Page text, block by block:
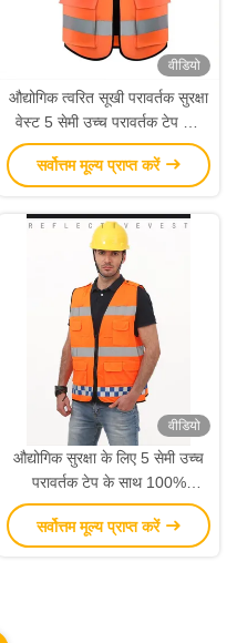
वीडियो
औद्योगिक त्वरित सूखी परावर्तक सुरक्षा
वेस्ट 5 सेमी उच्च परावर्तक टेप और
अनुकूलन योग्य विकल्पों के साथ
सर्वोत्तम मूल्य प्राप्त करें
वीडियो
औद्योगिक सुरक्षा के लिए 5 सेमी उच्च
परावर्तक टेप के साथ 100%
पॉलिएस्टर लौ प्रतिरोधी हाई विज़ वेस्ट
सर्वोत्तम मूल्य प्राप्त करें